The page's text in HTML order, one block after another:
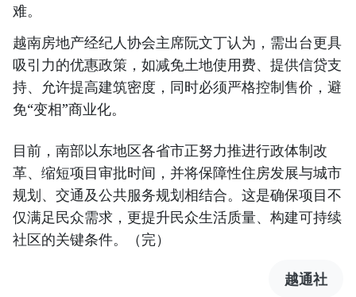
难。
越南房地产经纪人协会主席阮文丁认为，需出台更具
吸引力的优惠政策，如减免土地使用费、提供信贷支
持、允许提高建筑密度，同时必须严格控制售价，避
免“变相”商业化。
目前，南部以东地区各省市正努力推进行政体制改
革、缩短项目审批时间，并将保障性住房发展与城市
规划、交通及公共服务规划相结合。这是确保项目不
仅满足民众需求，更提升民众生活质量、构建可持续
社区的关键条件。（完）
越通社